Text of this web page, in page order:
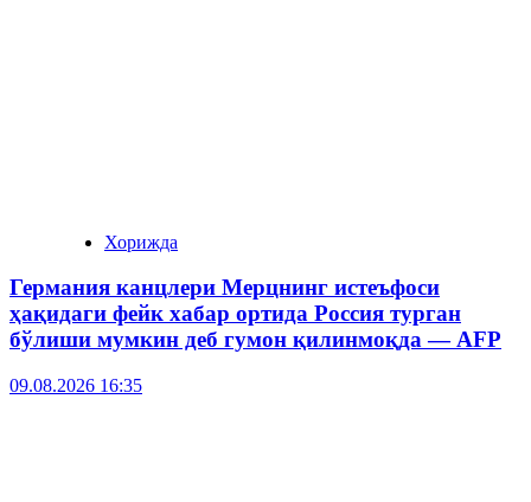
Хорижда
Германия канцлери Мерцнинг истеъфоси
ҳақидаги фейк хабар ортида Россия турган
бўлиши мумкин деб гумон қилинмоқда — AFP
09.08.2026 16:35